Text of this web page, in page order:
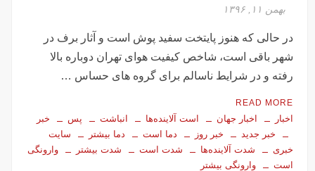
اولین جلسه امنیتی ایران و امارات پس از جنگ؟!
جاسوسی اسرائیل از مقامات آمریکا در خصوص ایران
این سه نفر بد اخلاق‌ترین ایرانی‌های ۲۴ ساعت اخیر هستند
آیت‌الله دژکام: قرآن و عترت کلید هویت و حل مشکلات فرهنگی
جامعه‌اند
بهمن ۱۱, ۱۳۹۶
در حالی که هنوز پایتخت سفید پوش است و آثار برف در
شهر باقی است، شاخص کیفیت هوای تهران دوباره بالا
رفته و در شرایط ناسالم برای گروه های حساس …
READ MORE
اخبار اخبار جهان است آلاینده‌ها انباشت پس
خبر
خبر جدید
خبر روز دما است دما بیشتر
سایت
خبری
شدت آلاینده‌ها شدت است شدت بیشتر
وارونگی
است
وارونگی بیشتر